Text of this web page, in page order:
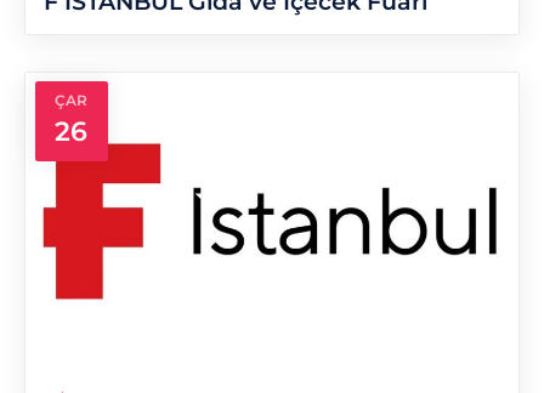
ÇAR
26